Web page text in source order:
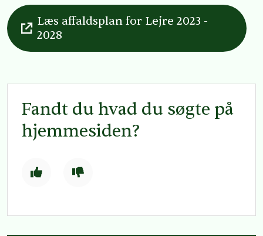
Læs affaldsplan for Lejre 2023 -
2028
Fandt du hvad du søgte på
hjemmesiden?